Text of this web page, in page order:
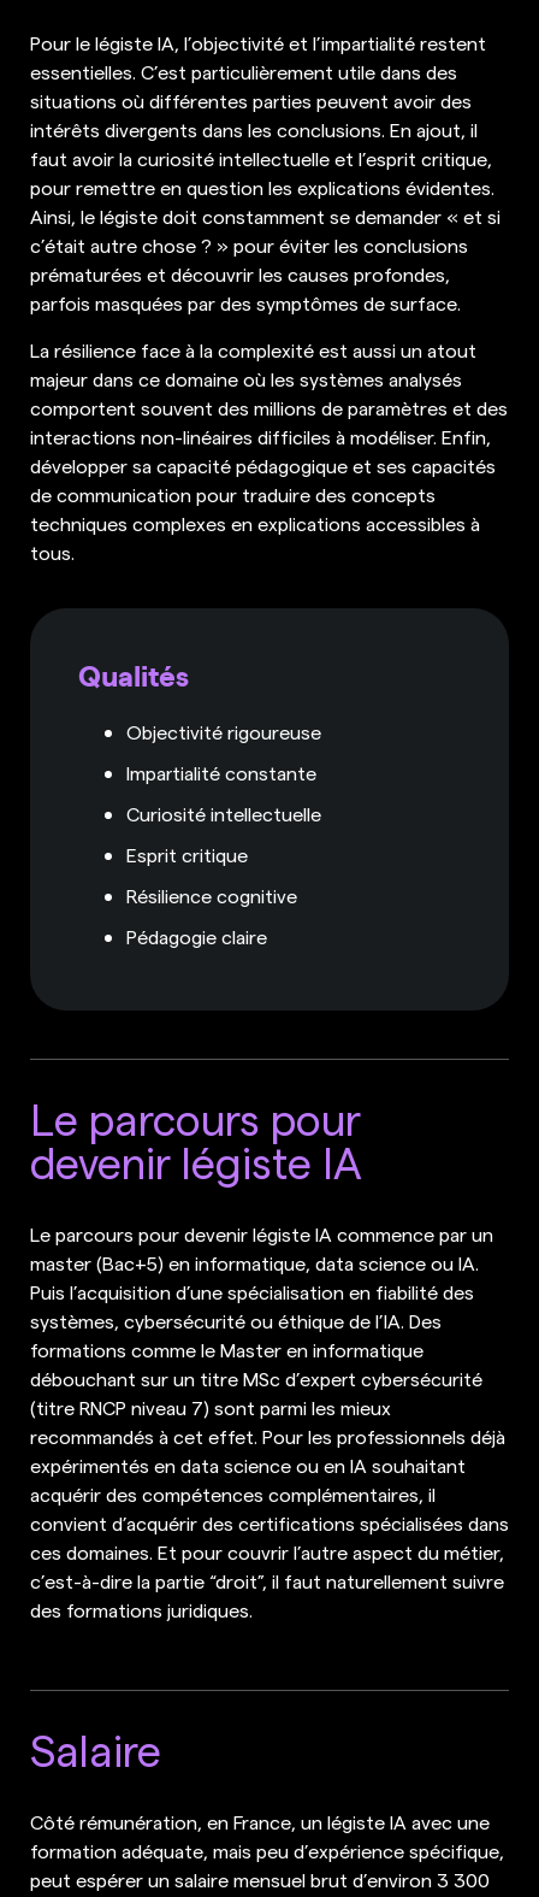
Pour le légiste IA, l’objectivité et l’impartialité restent
essentielles. C’est particulièrement utile dans des
situations où différentes parties peuvent avoir des
intérêts divergents dans les conclusions. En ajout, il
faut avoir la curiosité intellectuelle et l’esprit critique,
pour remettre en question les explications évidentes.
Ainsi, le légiste doit constamment se demander « et si
c’était autre chose ? » pour éviter les conclusions
prématurées et découvrir les causes profondes,
parfois masquées par des symptômes de surface.
La résilience face à la complexité est aussi un atout
majeur dans ce domaine où les systèmes analysés
comportent souvent des millions de paramètres et des
interactions non-linéaires difficiles à modéliser. Enfin,
développer sa capacité pédagogique et ses capacités
de communication pour traduire des concepts
techniques complexes en explications accessibles à
tous.
Qualités
Objectivité rigoureuse
Impartialité constante
Curiosité intellectuelle
Esprit critique
Résilience cognitive
Pédagogie claire
Le parcours pour
devenir légiste IA
Le parcours pour devenir légiste IA commence par un
master (Bac+5) en informatique, data science ou IA.
Puis l’acquisition d’une spécialisation en fiabilité des
systèmes, cybersécurité ou éthique de l’IA. Des
formations comme le Master en informatique
débouchant sur un titre MSc d’expert cybersécurité
(titre RNCP niveau 7) sont parmi les mieux
recommandés à cet effet. Pour les professionnels déjà
expérimentés en data science ou en IA souhaitant
acquérir des compétences complémentaires, il
convient d’acquérir des certifications spécialisées dans
ces domaines. Et pour couvrir l’autre aspect du métier,
c’est-à-dire la partie “droit”, il faut naturellement suivre
des formations juridiques.
Salaire
Côté rémunération, en France, un légiste IA avec une
formation adéquate, mais peu d’expérience spécifique,
peut espérer un salaire mensuel brut d’environ 3 300